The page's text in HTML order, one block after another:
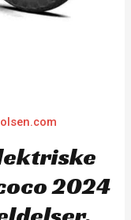
2024